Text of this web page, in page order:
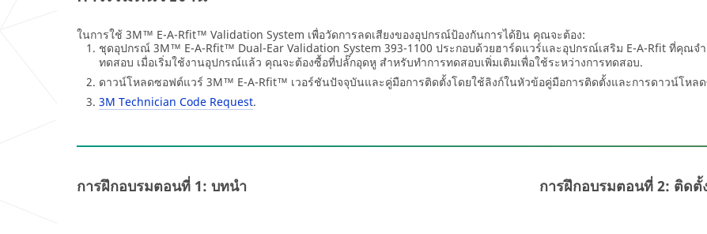
ในการใช้ 3M™ E-A-Rfit™ Validation System เพื่อวัดการลดเสียงของอุปกรณ์ป้องกันการได้ยิน คุณจะต้อง:
ชุดอุปกรณ์ 3M™ E-A-Rfit™ Dual-Ear Validation System 393-1100 ประกอบด้วยฮาร์ดแวร์และอุปกรณ์เสริม E-A-Rfit ที่คุณจ
ทดสอบ เมื่อเริ่มใช้งานอุปกรณ์แล้ว คุณจะต้องซื้อที่ปลั๊กอุดหู สำหรับทำการทดสอบเพิ่มเติมเพื่อใช้ระหว่างการทดสอบ.
ดาวน์โหลดซอฟต์แวร์ 3M™ E-A-Rfit™ เวอร์ชันปัจจุบันและคู่มือการติดตั้งโดยใช้ลิงก์ในหัวข้อคู่มือการติดตั้งและการดาวน์โหล
3M Technician Code Request.
การฝึกอบรมตอนที่ 1: บทนำ การฝึกอบรมตอนที่ 2: ติดตั้